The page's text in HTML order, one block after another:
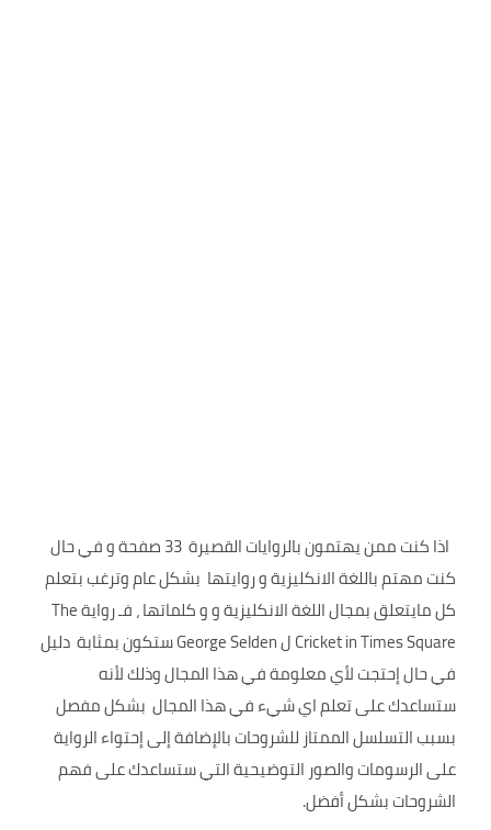
اذا كنت ممن يهتمون بالروايات القصيرة 33 صفحة و في حال
كنت مهتم باللغة الانكليزية و روايتها بشكل عام وترغب بتعلم
كل مايتعلق بمجال اللغة الانكليزية و و كلماتها ، فـ رواية The
Cricket in Times Square ل George Selden ستكون بمثابة دليل
في حال إحتجت لأي معلومة في هذا المجال وذلك لأنه
ستساعدك على تعلم اي شيء في هذا المجال بشكل مفصل
بسبب التسلسل الممتاز للشروحات بالإضافة إلى إحتواء الرواية
على الرسومات والصور التوضيحية التي ستساعدك على فهم
الشروحات بشكل أفضل.